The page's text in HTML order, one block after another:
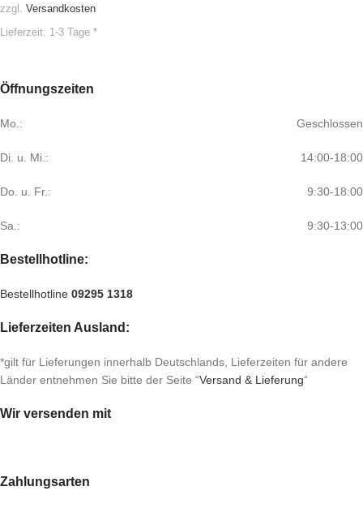
zzgl. Versandkosten
Lieferzeit: 1-3 Tage *
Öffnungszeiten
Mo.: Geschlossen
Di. u. Mi.: 14:00-18:00
Do. u. Fr.: 9:30-18:00
Sa.: 9:30-13:00
Bestellhotline:
Bestellhotline 09295 1318
Lieferzeiten Ausland:
*gilt für Lieferungen innerhalb Deutschlands, Lieferzeiten für andere
Länder entnehmen Sie bitte der Seite “Versand & Lieferung“
Wir versenden mit
Zahlungsarten